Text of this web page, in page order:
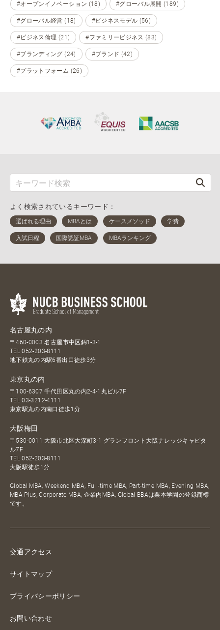
#オープンイノベーション (18) #グローバル展開 (189)
#グローバル経営 (18) #ビジネスモデル (56)
#ビジネス倫理 (21) #ファミリービジネス (83)
#ブランディング (24) #ブランド (42)
#プラットフォーム (26)
よく検索されているキーワード：
名古屋丸の内
〒460-0003 名古屋市中区錦1-3-1
TEL052-203-8111
地下鉄丸の内駅6番出口徒歩3分
東京丸の内
〒100-6307 千代田区丸の内2-4-1丸ビル7F
TEL03-3212-4111
東京駅丸の内南口徒歩1分
大阪梅田
〒530-0011 大阪市北区大深町3-1 グランフロント大阪ナレッジキャピタ
ル7F
TEL052-203-8111
大阪駅徒歩1分
Global MBA, Weekend MBA, Full-time MBA, Part-time MBA, Evening MBA,
MBA Plus, Corporate MBA, 企業内MBA, Global BBAは栗本学園の登録商標
です。
交通アクセス
サイトマップ
プライバシーポリシー
お問い合わせ